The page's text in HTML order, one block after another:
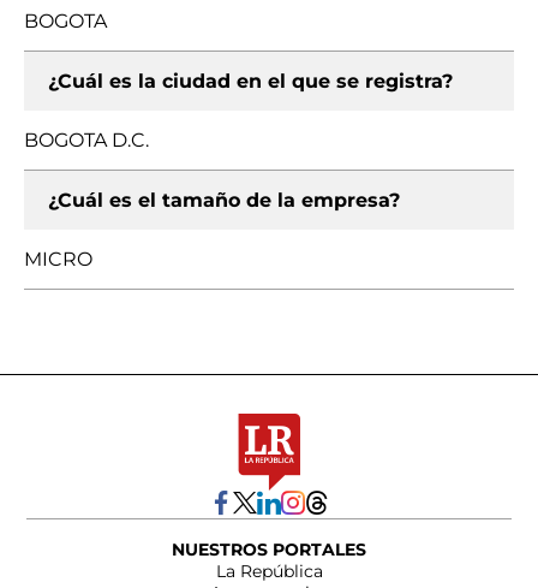
BOGOTA
¿Cuál es la ciudad en el que se registra?
BOGOTA D.C.
¿Cuál es el tamaño de la empresa?
MICRO
NUESTROS PORTALES
La República